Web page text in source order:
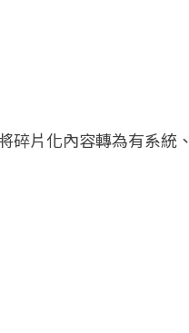
碎片化內容轉為有系統、